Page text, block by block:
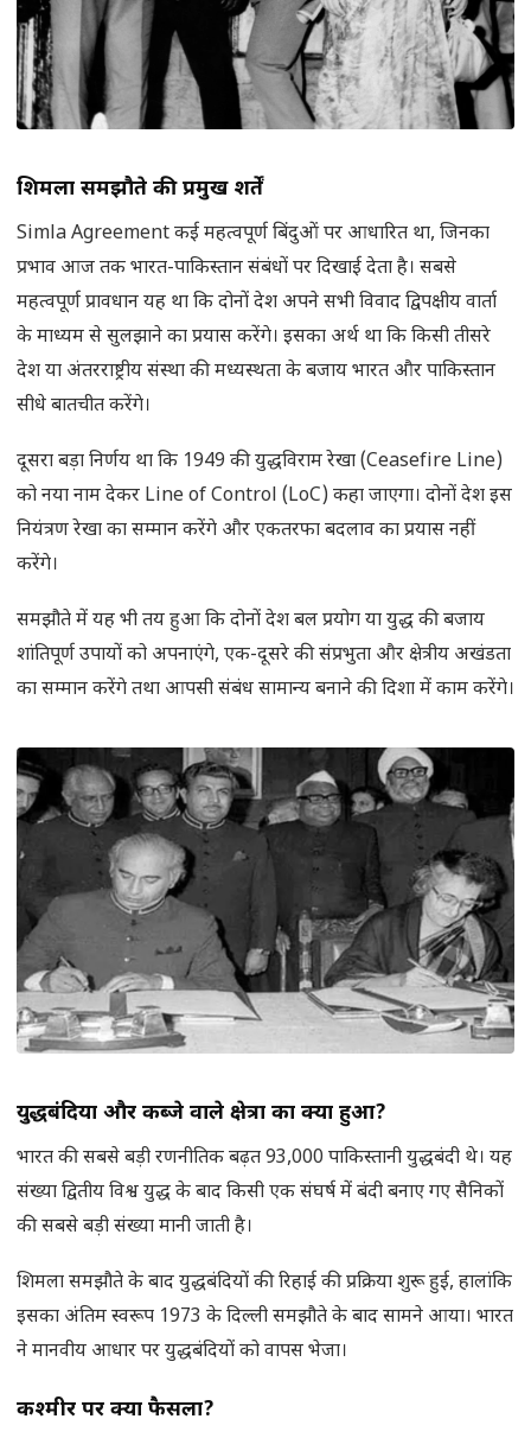
शिमला समझौते की प्रमुख शर्तें
Simla Agreement कई महत्वपूर्ण बिंदुओं पर आधारित था, जिनका
प्रभाव आज तक भारत-पाकिस्तान संबंधों पर दिखाई देता है। सबसे
महत्वपूर्ण प्रावधान यह था कि दोनों देश अपने सभी विवाद द्विपक्षीय वार्ता
के माध्यम से सुलझाने का प्रयास करेंगे। इसका अर्थ था कि किसी तीसरे
देश या अंतरराष्ट्रीय संस्था की मध्यस्थता के बजाय भारत और पाकिस्तान
सीधे बातचीत करेंगे।
दूसरा बड़ा निर्णय था कि 1949 की युद्धविराम रेखा (Ceasefire Line)
को नया नाम देकर Line of Control (LoC) कहा जाएगा। दोनों देश इस
नियंत्रण रेखा का सम्मान करेंगे और एकतरफा बदलाव का प्रयास नहीं
करेंगे।
समझौते में यह भी तय हुआ कि दोनों देश बल प्रयोग या युद्ध की बजाय
शांतिपूर्ण उपायों को अपनाएंगे, एक-दूसरे की संप्रभुता और क्षेत्रीय अखंडता
का सम्मान करेंगे तथा आपसी संबंध सामान्य बनाने की दिशा में काम करेंगे।
युद्धबंदियों और कब्जे वाले क्षेत्रों का क्या हुआ?
भारत की सबसे बड़ी रणनीतिक बढ़त 93,000 पाकिस्तानी युद्धबंदी थे। यह
संख्या द्वितीय विश्व युद्ध के बाद किसी एक संघर्ष में बंदी बनाए गए सैनिकों
की सबसे बड़ी संख्या मानी जाती है।
शिमला समझौते के बाद युद्धबंदियों की रिहाई की प्रक्रिया शुरू हुई, हालांकि
इसका अंतिम स्वरूप 1973 के दिल्ली समझौते के बाद सामने आया। भारत
ने मानवीय आधार पर युद्धबंदियों को वापस भेजा।
कश्मीर पर क्या फैसला?